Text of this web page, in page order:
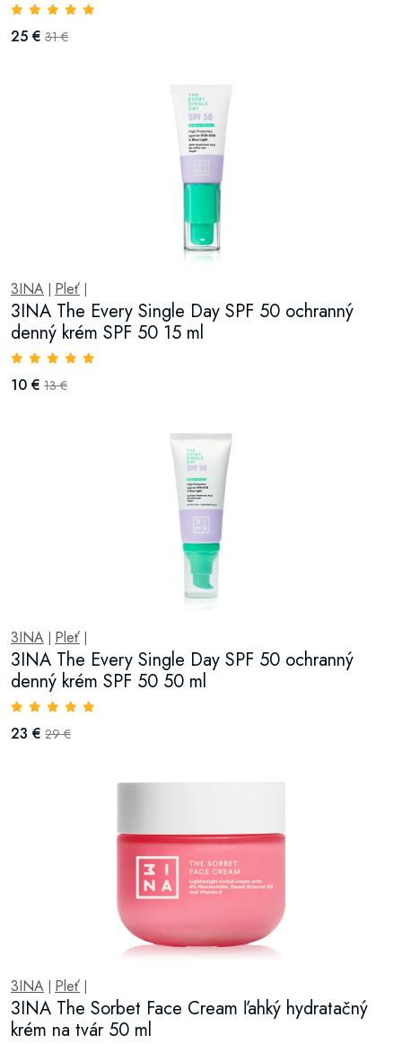
25 € 31 €
3INA Pleť
3INA The Every Single Day SPF 50 ochranný
denný krém SPF 50 15 ml
10 € 13 €
3INA Pleť
3INA The Every Single Day SPF 50 ochranný
denný krém SPF 50 50 ml
23 € 29 €
3INA Pleť
3INA The Sorbet Face Cream ľahký hydratačný
krém na tvár 50 ml